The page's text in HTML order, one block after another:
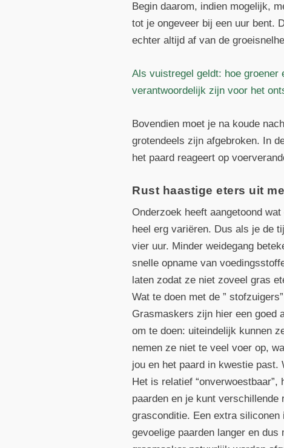
Begin daarom, indien mogelijk,
tot je ongeveer bij een uur bent.
echter altijd af van de
Als vuistregel geldt: hoe groener
verantwoordelijk zijn voor het
Bovendien moet je na koude
grotendeels zijn afgebroken. In
het paard reageert op
Rust haastige eters uit
Onderzoek heeft aangetoond
heel erg variëren. Dus als je de
vier uur. Minder weidegang
snelle opname van
laten zodat ze niet zoveel gras
Wat te doen met de ”
Grasmaskers zijn hier een goed
om te doen: uiteindelijk kunnen
nemen ze niet te veel voer op,
jou en het paard in kwestie
Het is relatief
paarden en je kunt verschillende
grasconditie. Een extra
gevoelige paarden langer en